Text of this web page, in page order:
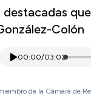
destacadas
Colón
00:00/03:02
de la Cámara de